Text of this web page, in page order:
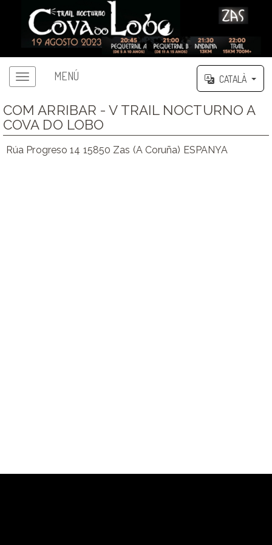
MENÚ CATALÀ
COM ARRIBAR - V TRAIL NOCTURNO A
COVA DO LOBO
Rúa Progreso 14 15850 Zas (A Coruña) ESPANYA